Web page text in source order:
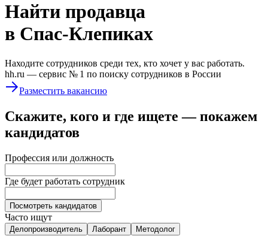
Найти продавца
в Спас-Клепиках
Находите сотрудников среди тех, кто хочет у вас работать.
hh.ru — сервис № 1 по поиску сотрудников в России
Разместить вакансию
Скажите, кого и где ищете — покажем
кандидатов
Профессия или должность
Где будет работать сотрудник
Посмотреть кандидатов
Часто ищут
Делопроизводитель Лаборант Методолог